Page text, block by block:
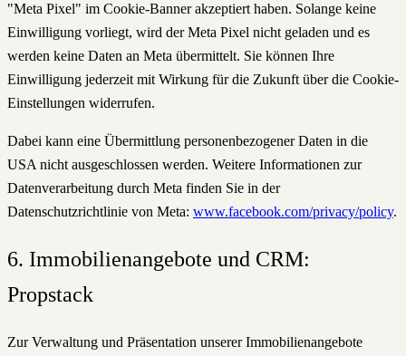
"Meta Pixel" im Cookie-Banner akzeptiert haben. Solange keine
Einwilligung vorliegt, wird der Meta Pixel nicht geladen und es
werden keine Daten an Meta übermittelt. Sie können Ihre
Einwilligung jederzeit mit Wirkung für die Zukunft über die Cookie-
Einstellungen widerrufen.
Dabei kann eine Übermittlung personenbezogener Daten in die
USA nicht ausgeschlossen werden. Weitere Informationen zur
Datenverarbeitung durch Meta finden Sie in der
Datenschutzrichtlinie von Meta: www.facebook.com/privacy/policy.
6. Immobilienangebote und CRM:
Propstack
Zur Verwaltung und Präsentation unserer Immobilienangebote